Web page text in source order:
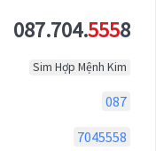
087.704.5558
Sim Hợp Mệnh Kim
087
7045558